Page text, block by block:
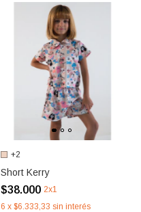
+2
Short Kerry
$38.000 2x1
6 x $6.333,33 sin interés